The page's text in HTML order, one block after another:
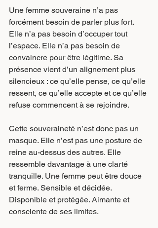
Une femme souveraine n’a pas
forcément besoin de parler plus fort.
Elle n’a pas besoin d’occuper tout
l’espace. Elle n’a pas besoin de
convaincre pour être légitime. Sa
présence vient d’un alignement plus
silencieux : ce qu’elle pense, ce qu’elle
ressent, ce qu’elle accepte et ce qu’elle
refuse commencent à se rejoindre.
Cette souveraineté n’est donc pas un
masque. Elle n’est pas une posture de
reine au-dessus des autres. Elle
ressemble davantage à une clarté
tranquille. Une femme peut être douce
et ferme. Sensible et décidée.
Disponible et protégée. Aimante et
consciente de ses limites.